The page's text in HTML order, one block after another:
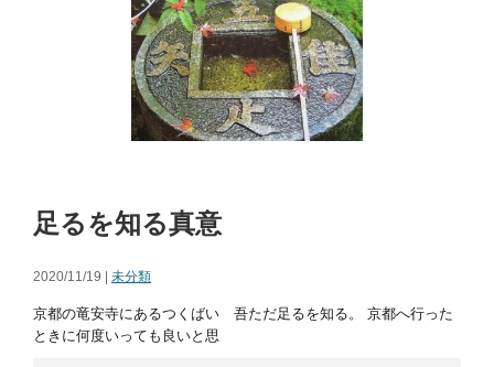
足るを知る真意
2020/11/19 | 未分類
京都の竜安寺にあるつくばい 吾ただ足るを知る。 京都へ行った
ときに何度いっても良いと思